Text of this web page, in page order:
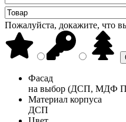
Пожалуйста, докажите, что
Фасад
на выбор (ДСП, МДФ
Материал корпуса
ДСП